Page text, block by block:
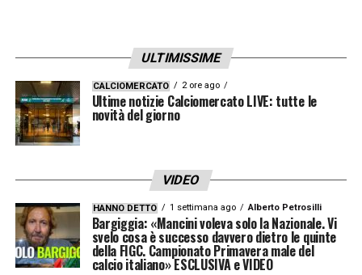
ULTIMISSIME
CALCIOMERCATO 2 ore ago
Ultime notizie Calciomercato LIVE: tutte le
novità del giorno
VIDEO
HANNO DETTO 1 settimana ago Alberto Petrosilli
Bargiggia: «Mancini voleva solo la Nazionale. Vi
svelo cosa è successo davvero dietro le quinte
della FIGC. Campionato Primavera male del
calcio italiano» ESCLUSIVA e VIDEO